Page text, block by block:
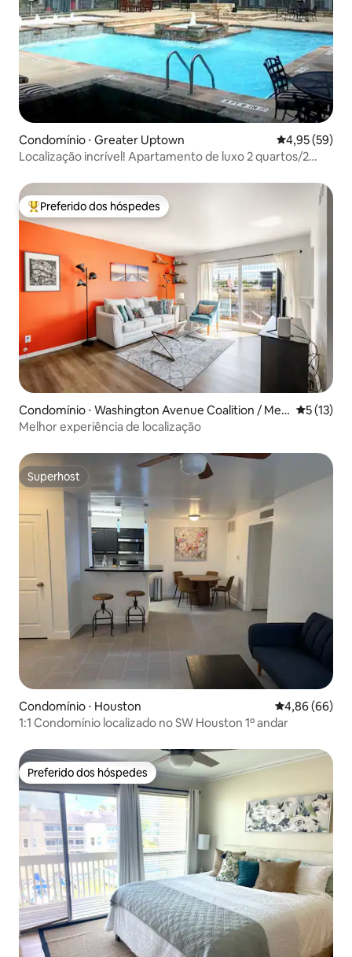
Condomínio ⋅ Greater Uptown 4,95 de uma
4,95 (59)
Localização incrível! Apartamento de luxo 2 quartos/2
Entre os melhores preferidos dos hóspedes
Preferido dos hóspedes
Condomínio ⋅ Washington Avenue Coalition / Me
morial Park
5 de uma
5 (13)
Melhor experiência de localização
Superhost
Superhost
Condomínio ⋅ Houston 4,86 de uma
4,86 (66)
1:1 Condomínio localizado no SW Houston 1º andar
Preferido dos hóspedes
Preferido dos hóspedes